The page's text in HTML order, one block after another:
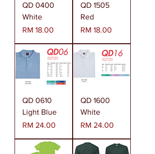
QD 0400
White
Harga
RM 18.00
QD 1505
Red
Harga
RM 18.00
QD 0610
Light Blue
Harga
RM 24.00
QD 1600
White
Harga
RM 24.00